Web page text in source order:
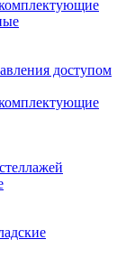
доступом